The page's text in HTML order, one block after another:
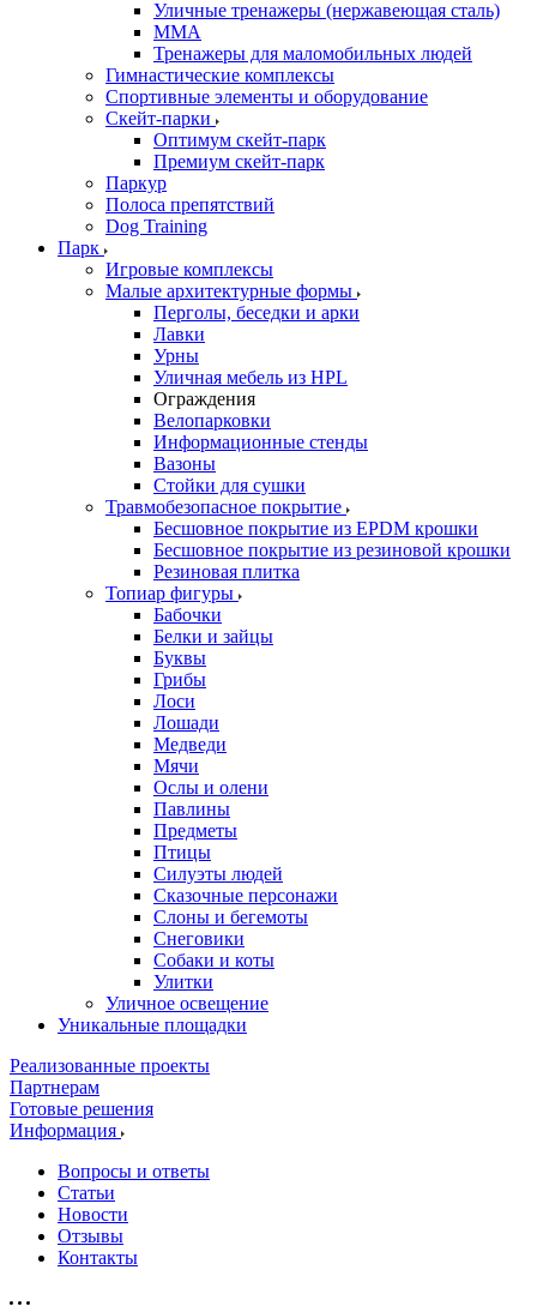
Уличные тренажеры (нержавеющая сталь)
ММА
Тренажеры для маломобильных людей
Гимнастические комплексы
Спортивные элементы и оборудование
Скейт-парки
Оптимум скейт-парк
Премиум скейт-парк
Паркур
Полоса препятствий
Dog Training
Парк
Игровые комплексы
Малые архитектурные формы
Перголы, беседки и арки
Лавки
Урны
Уличная мебель из HPL
Ограждения
Велопарковки
Информационные стенды
Вазоны
Стойки для сушки
Травмобезопасное покрытие
Бесшовное покрытие из EPDM крошки
Бесшовное покрытие из резиновой крошки
Резиновая плитка
Топиар фигуры
Бабочки
Белки и зайцы
Буквы
Грибы
Лоси
Лошади
Медведи
Мячи
Ослы и олени
Павлины
Предметы
Птицы
Силуэты людей
Сказочные персонажи
Слоны и бегемоты
Снеговики
Собаки и коты
Улитки
Уличное освещение
Уникальные площадки
Реализованные проекты
Партнерам
Готовые решения
Информация
Вопросы и ответы
Статьи
Новости
Отзывы
Контакты